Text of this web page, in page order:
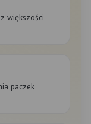
większości
paczek